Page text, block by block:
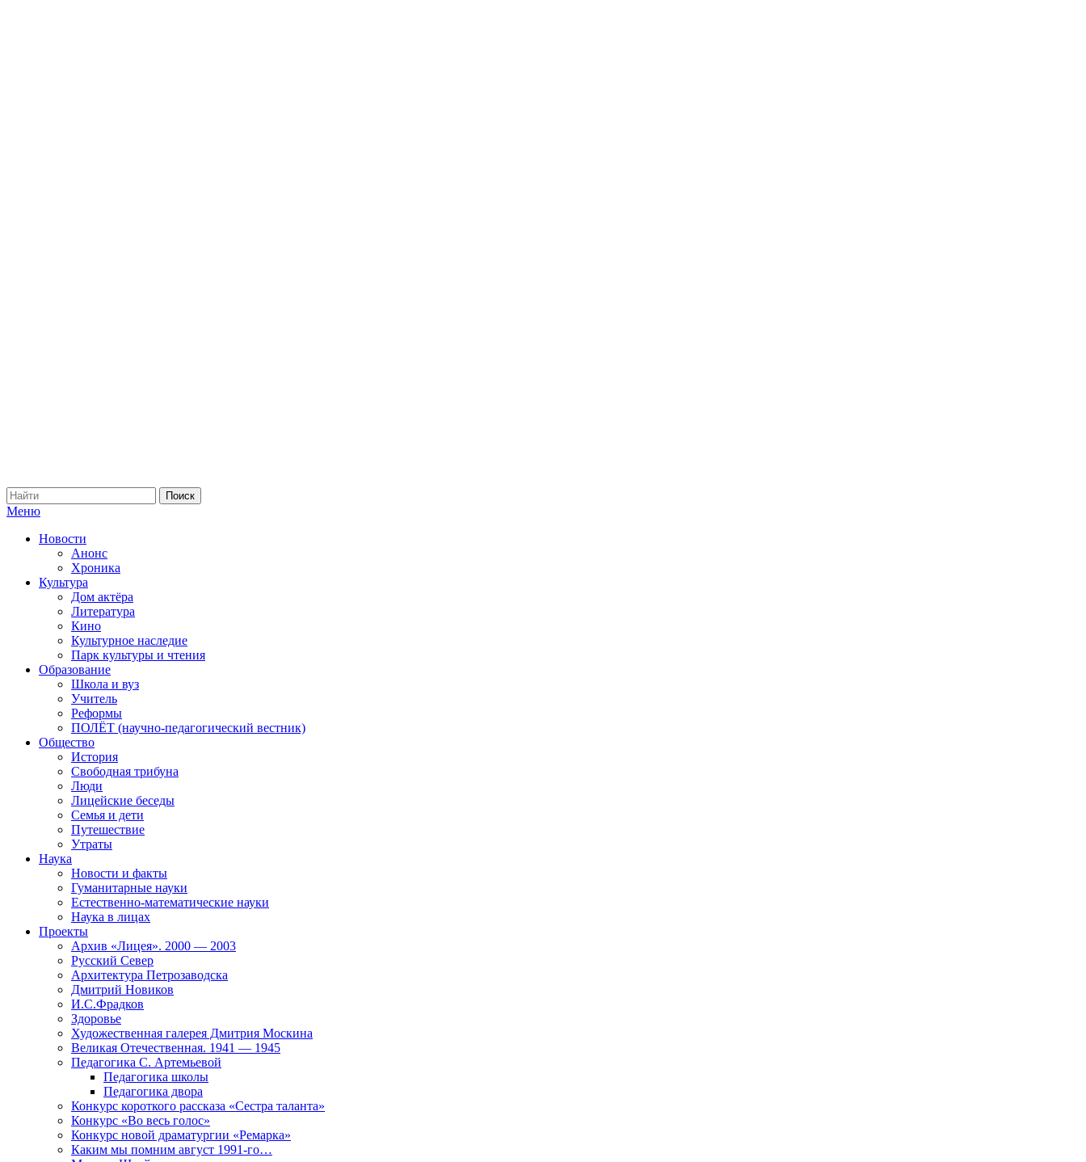
Меню
Новости
Анонс
Хроника
Культура
Дом актёра
Литература
Кино
Культурное наследие
Парк культуры и чтения
Образование
Школа и вуз
Учитель
Реформы
ПОЛЁТ (научно-педагогический вестник)
Общество
История
Свободная трибуна
Люди
Лицейские беседы
Семья и дети
Путешествие
Утраты
Наука
Новости и факты
Гуманитарные науки
Естественно-математические науки
Наука в лицах
Проекты
Архив «Лицея». 2000 — 2003
Русский Север
Архитектура Петрозаводска
Дмитрий Новиков
И.С.Фрадков
Здоровье
Художественная галерея Дмитрия Москина
Великая Отечественная. 1941 — 1945
Педагогика С. Артемьевой
Педагогика школы
Педагогика двора
Конкурс короткого рассказа «Сестра таланта»
Конкурс «Во весь голос»
Конкурс новой драматургии «Ремарка»
Каким мы помним август 1991-го…